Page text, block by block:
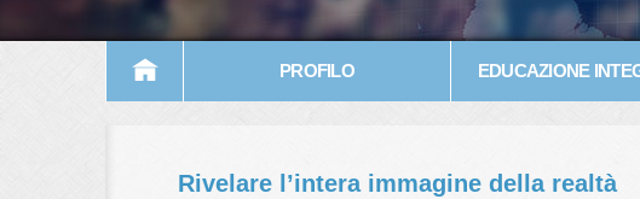
PROFILO EDUCAZIONE
Rivelare l’intera immagine della realtà